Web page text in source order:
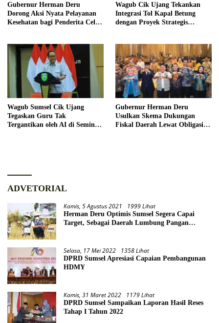
Gubernur Herman Deru
Dorong Aksi Nyata Pelayanan
Kesehatan bagi Penderita Celah
Wagub Cik Ujang Tekankan
Integrasi Tol Kapal Betung
dengan Proyek Strategis
Wagub Sumsel Cik Ujang
Tegaskan Guru Tak
Tergantikan oleh AI di Seminar
Gubernur Herman Deru
Usulkan Skema Dukungan
Fiskal Daerah Lewat Obligasi
ADVETORIAL
Kamis, 5 Agustus 2021 1999 Lihat
Herman Deru Optimis Sumsel Segera Capai
Target, Sebagai Daerah Lumbung Pangan
Selasa, 17 Mei 2022 1358 Lihat
DPRD Sumsel Apresiasi Capaian Pembangunan
HDMY
Kamis, 31 Maret 2022 1179 Lihat
DPRD Sumsel Sampaikan Laporan Hasil Reses
Tahap I Tahun 2022